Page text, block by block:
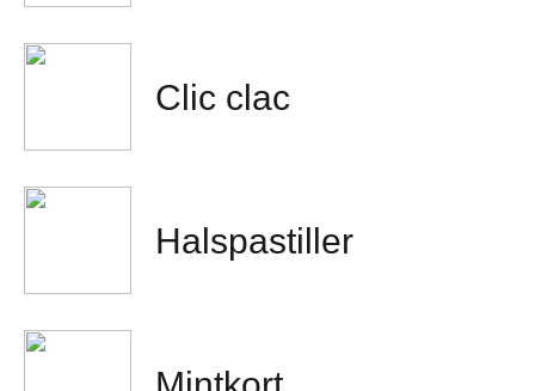
Clic clac
Halspastiller